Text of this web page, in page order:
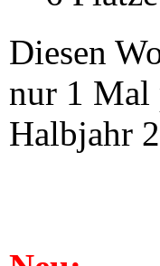
Diesen
nur 1 Mal
Halbjahr